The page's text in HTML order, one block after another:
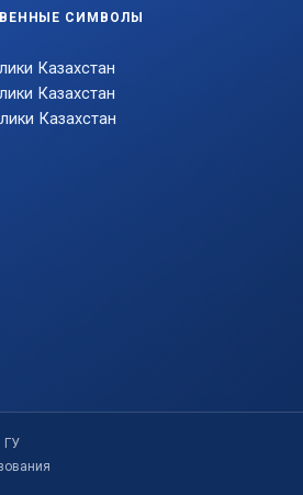
СИМВОЛЫ
Казахстан
Казахстан
Казахстан
ГУ